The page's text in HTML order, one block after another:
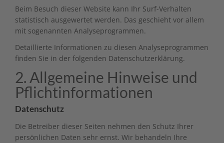
Beim Besuch dieser Website kann Ihr Surf-Verhalten
statistisch ausgewertet werden. Das geschieht vor allem
mit sogenannten Analyseprogrammen.
Detaillierte Informationen zu diesen Analyseprogrammen
finden Sie in der folgenden Datenschutzerklärung.
2. Allgemeine Hinweise und
Pflicht­informationen
Datenschutz
Die Betreiber dieser Seiten nehmen den Schutz Ihrer
persönlichen Daten sehr ernst. Wir behandeln Ihre